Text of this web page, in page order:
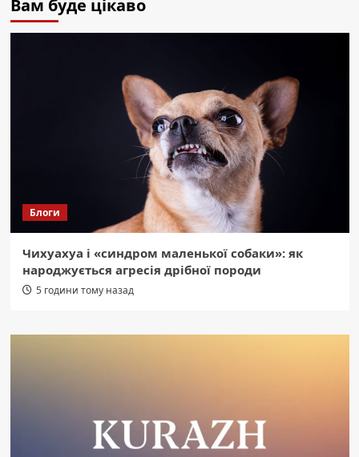
Вам буде цікаво
Блоги
Чихуахуа і «синдром маленької собаки»: як
народжується агресія дрібної породи
5 години тому назад